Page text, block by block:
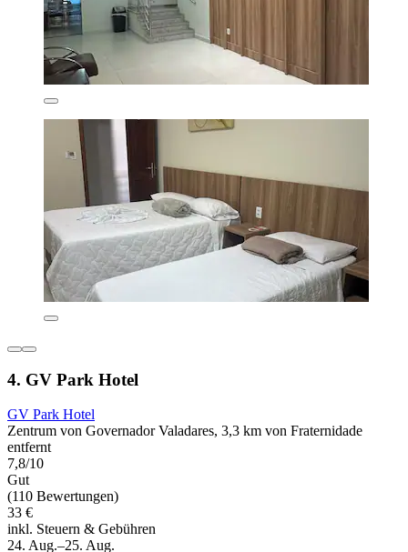
4. GV Park Hotel
GV Park Hotel
Zentrum von Governador Valadares, 3,3 km von Fraternidade
entfernt
7,8/10
Gut
(110 Bewertungen)
33 €
inkl. Steuern & Gebühren
24. Aug.–25. Aug.